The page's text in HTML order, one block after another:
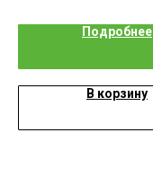
Подробнее
В корзину